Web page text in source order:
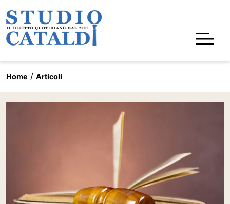
Home Articoli